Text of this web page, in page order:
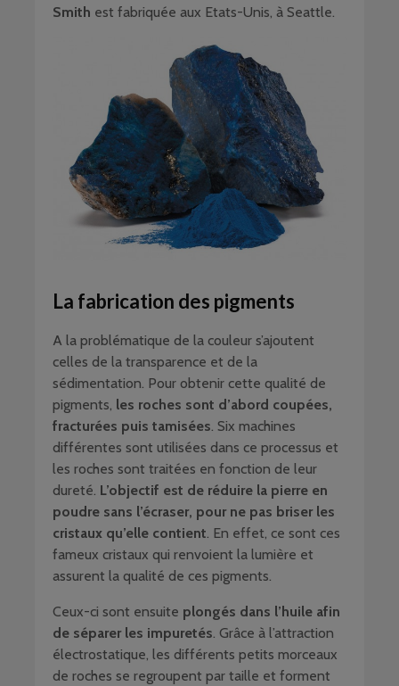
Smith est fabriquée aux Etats-Unis, à Seattle.
La fabrication des pigments
A la problématique de la couleur s’ajoutent
celles de la transparence et de la
sédimentation. Pour obtenir cette qualité de
pigments, les roches sont d’abord coupées,
fracturées puis tamisées. Six machines
différentes sont utilisées dans ce processus et
les roches sont traitées en fonction de leur
dureté. L’objectif est de réduire la pierre en
poudre sans l’écraser, pour ne pas briser les
cristaux qu’elle contient. En effet, ce sont ces
fameux cristaux qui renvoient la lumière et
assurent la qualité de ces pigments.
Ceux-ci sont ensuite plongés dans l’huile afin
de séparer les impuretés. Grâce à l’attraction
électrostatique, les différents petits morceaux
de roches se regroupent par taille et forment